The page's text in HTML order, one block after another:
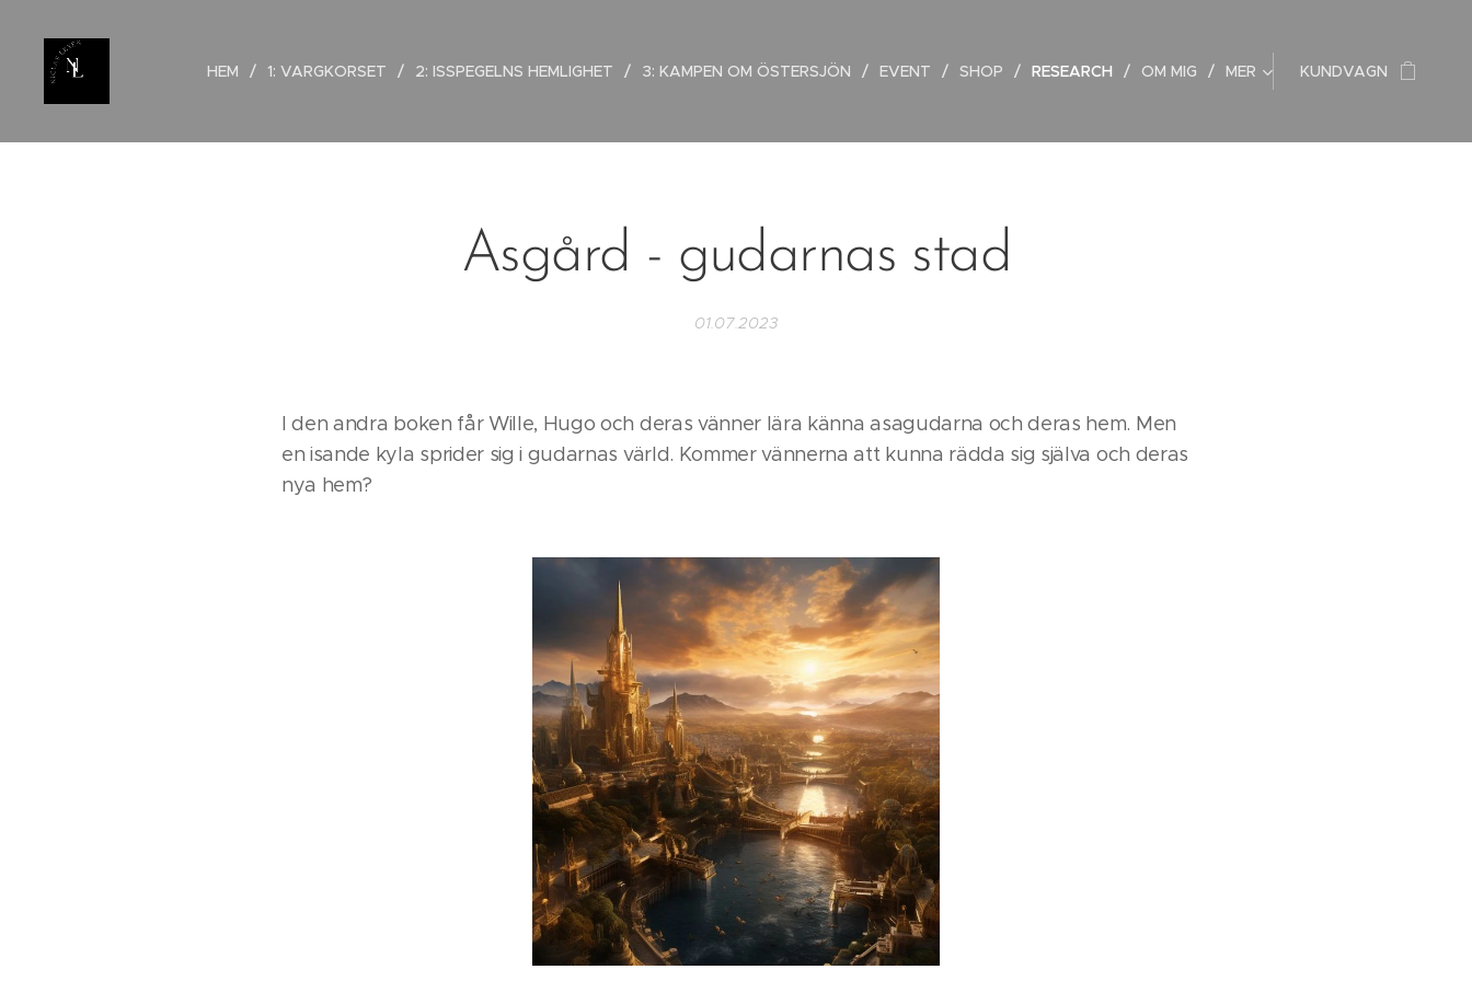
HEM 1: VARGKORSET 2: ISSPEGELNS HEMLIGHET 3: KAMPEN OM ÖSTERSJÖN EVENT SHOP RESEARCH OM MIG MER KUNDVAGN
Asgård - gudarnas stad
01.07.2023
I den andra boken får Wille, Hugo och deras vänner lära känna asagudarna och deras hem. Men
en isande kyla sprider sig i gudarnas värld. Kommer vännerna att kunna rädda sig själva och deras
nya hem?